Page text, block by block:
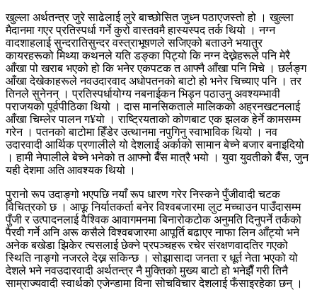
खुल्ला अर्थतन्त्र जुरे साढेलाई लुरे बाच्छोसित जुध्न पठाएजस्तो हो । खुल्ला
मैदानमा गएर प्रतिस्पर्धा गर्ने कुरो वास्तवमै हास्यस्पद तर्क थियो । नग्न
वादशाहलाई सुन्दरातिसुन्दर वस्त्राभूषणले सजिएको बताउने भयातुर
कायरहरूको मिथ्या कथनले यति डङ्का पिट्यो कि नग्न देख्नेहरूले पनि मेरै
आँखा पो खराब भएको हो कि भनेर एकपटक त आफ्नै आँखा पनि मिचे । छर्लङ्ग
आँखा देखेकाहरूले नवउदारवाद अधोपतनको बाटो हो भनेर चिच्याए पनि । तर
तिनले सुनेनन् । प्रतिस्पर्धायोग्य नबनाईकन भिड्न पठाउनु अवश्यम्भावी
पराजयको पूर्वपीठिका थियो । दास मानसिकताले मालिकको अह्रनखटनलाई
आँखा चिम्लेर पालन ग¥यो । राष्ट्रियताको कोणबाट एक झलक हेर्ने कामसम्म
गरेन । पतनको बाटोमा हिँडेर उत्थानमा नपुगिनु स्वाभाविक थियो । नव
उदारवादी आर्थिक प्रणालीले यो देशलाई अर्काको सामान बेच्ने बजार बनाइदियो
। हामी नेपालीले बेच्ने भनेको त आफ्नो बैँस मात्रै भयो । युवा युवतीको बैँस, जुन
यही देशमा अति आवश्यक थियो ।
पुरानो रूप उदाङ्गो भएपछि नयाँ रूप धारण गरेर निस्कने पुँजीवादी चटक
विचित्रको छ । आफू निर्यातकर्ता बनेर विश्वबजारमा लुट मच्चाउन पाउँदासम्म
पुँजी र उत्पादनलाई वैश्विक आवागमनमा बिनारोकटोक अनुमति दिनुपर्ने तर्कको
पैरवी गर्ने अनि अरू कसैले विश्वबजारमा आपूर्ति बढाएर नाफा लिन आँट्यो भने
अनेक बखेडा झिकेर त्यसलाई छेक्ने प्रपञ्चहरू रचेर संरक्षणवादतिर गएको
स्थिति नाङ्गो नजरले देख्न सकिन्छ । सोझासादा जनता र धूर्त नेता भएको यो
देशले भने नवउदारवादी अर्थतन्त्र नै मुक्तिको मुख्य बाटो हो भनेझैँ गरी तिनै
साम्राज्यवादी स्वार्थको एजेन्डामा विना सोचविचार देशलाई फँसाइरहेका छन् ।